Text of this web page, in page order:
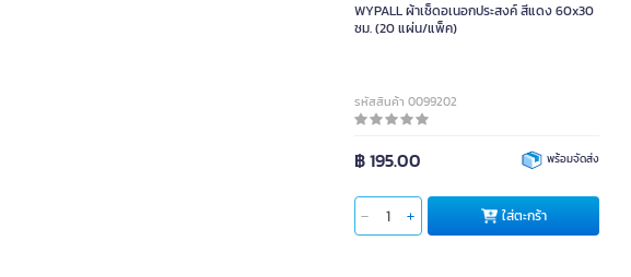
WYPALL ผ้าเช็ดอเนอกประสงค์ สีแดง 60x30
ซม. (20 แผ่น/แพ็ค)
รหัสสินค้า 0099202
฿ 195.00 พร้อมจัดส่ง
ใส่ตะกร้า